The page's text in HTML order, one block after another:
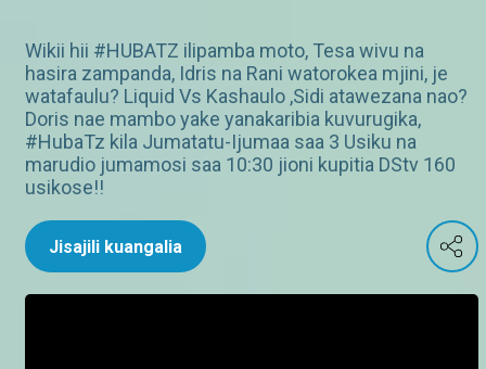
Wikii hii #HUBATZ ilipamba moto, Tesa wivu na
hasira zampanda, Idris na Rani watorokea mjini, je
watafaulu? Liquid Vs Kashaulo ,Sidi atawezana nao?
Doris nae mambo yake yanakaribia kuvurugika,
#HubaTz kila Jumatatu-Ijumaa saa 3 Usiku na
marudio jumamosi saa 10:30 jioni kupitia DStv 160
usikose!!
Jisajili kuangalia